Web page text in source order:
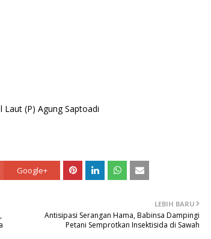
(P) Agung Saptoadi
Google+
LEBIH BARU
Antisipasi Serangan Hama, Babinsa Dampingi
Petani Semprotkan Insektisida di Sawah